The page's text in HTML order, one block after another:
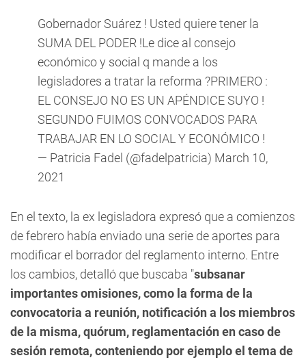
Gobernador Suárez ! Usted quiere tener la
SUMA DEL PODER !Le dice al consejo
económico y social q mande a los
legisladores a tratar la reforma ?PRIMERO :
EL CONSEJO NO ES UN APÉNDICE SUYO !
SEGUNDO FUIMOS CONVOCADOS PARA
TRABAJAR EN LO SOCIAL Y ECONÓMICO !
— Patricia Fadel (@fadelpatricia) March 10,
2021
En el texto, la ex legisladora expresó que a comienzos
de febrero había enviado una serie de aportes para
modificar el borrador del reglamento interno. Entre
los cambios, detalló que buscaba "subsanar
importantes omisiones, como la forma de la
convocatoria a reunión, notificación a los miembros
de la misma, quórum, reglamentación en caso de
sesión remota, conteniendo por ejemplo el tema de